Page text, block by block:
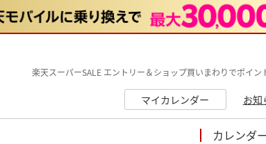
楽天スーパーSALE エントリー＆ショップ買いまわりでポイン
マイカレンダー お知
カレンダ